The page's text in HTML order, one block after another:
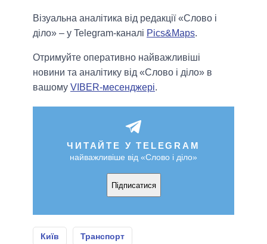
Візуальна аналітика від редакції «Слово і
діло» – у Telegram-каналі Pics&Maps.
Отримуйте оперативно найважливіші
новини та аналітику від «Слово і діло» в
вашому VIBER-месенджері.
ЧИТАЙТЕ У TELEGRAM
найважливіше від «Слово і діло»
Підписатися
Київ Транспорт